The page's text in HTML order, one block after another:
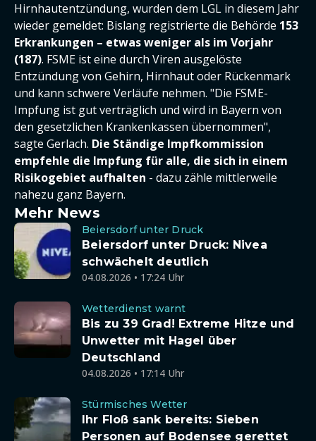
Hirnhautentzündung, wurden dem LGL in diesem Jahr
wieder gemeldet: Bislang registrierte die Behörde 153
Erkrankungen – etwas weniger als im Vorjahr
(187). FSME ist eine durch Viren ausgelöste
Entzündung von Gehirn, Hirnhaut oder Rückenmark
und kann schwere Verläufe nehmen. "Die FSME-
Impfung ist gut verträglich und wird in Bayern von
den gesetzlichen Krankenkassen übernommen",
sagte Gerlach. Die Ständige Impfkommission
empfehle die Impfung für alle, die sich in einem
Risikogebiet aufhalten - dazu zähle mittlerweile
nahezu ganz Bayern.
Mehr News
Beiersdorf unter Druck
Beiersdorf unter Druck: Nivea
schwächelt deutlich
04.08.2026 • 17:24 Uhr
Wetterdienst warnt
Bis zu 39 Grad! Extreme Hitze und
Unwetter mit Hagel über
Deutschland
04.08.2026 • 17:14 Uhr
Stürmisches Wetter
Ihr Floß sank bereits: Sieben
Personen auf Bodensee gerettet